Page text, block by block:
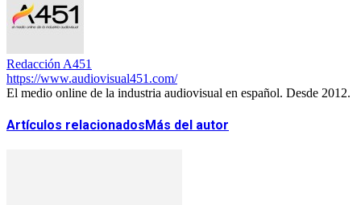
Redacción A451
https://www.audiovisual451.com/
El medio online de la industria audiovisual en español. Desde 2012.
Artículos relacionadosMás del autor